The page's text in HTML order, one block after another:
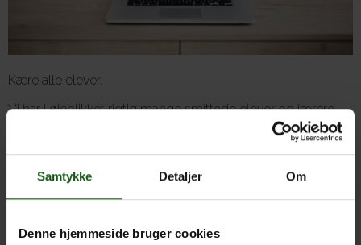
Samtykke Detaljer Om
Denne hjemmeside bruger cookies
Kære alle elever,
Vi har i øjeblikket rigtig mange smittede elever og lærere.
Der har også været/er mange hjemme som nær kontakt. Vi
lærerne og for vores administration.
hvilket under alle omstændigheder vil give forstyrrelser –